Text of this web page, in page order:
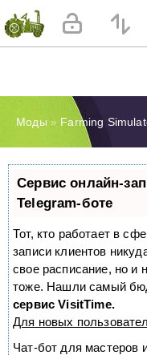
Моды » Farming
Сервис онлайн-
Telegram-боте
Тот, кто работает в
записи клиентов
свое расписание, но и
тоже. Нашли самый
сервис VisitTime.
Для новых
Чат-бот для мастеров